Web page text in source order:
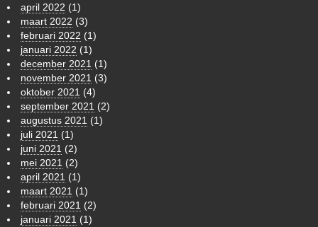
april 2022 (1)
maart 2022 (3)
februari 2022 (1)
januari 2022 (1)
december 2021 (1)
november 2021 (3)
oktober 2021 (4)
september 2021 (2)
augustus 2021 (1)
juli 2021 (1)
juni 2021 (2)
mei 2021 (2)
april 2021 (1)
maart 2021 (1)
februari 2021 (2)
januari 2021 (1)